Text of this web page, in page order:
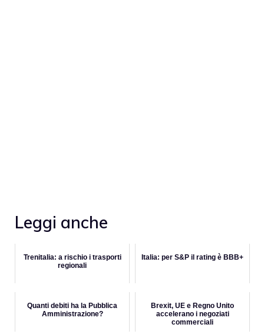
Leggi anche
Trenitalia: a rischio i trasporti
regionali
Italia: per S&P il rating è BBB+
Quanti debiti ha la Pubblica
Amministrazione?
Brexit, UE e Regno Unito
accelerano i negoziati
commerciali